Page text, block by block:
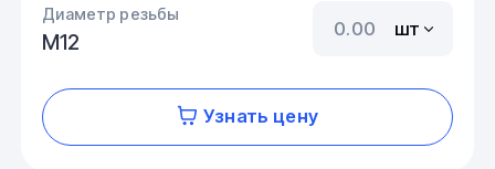
Диаметр резьбы
М12
шт
Узнать цену